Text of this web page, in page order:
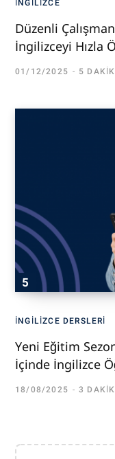
İNGILIZCE
Düzenli
İngilizceyi Hızla
01/12/2025 5
İNGILIZCE DERSLERI
Yeni Eğitim
İçinde İngilizce
18/08/2025 3